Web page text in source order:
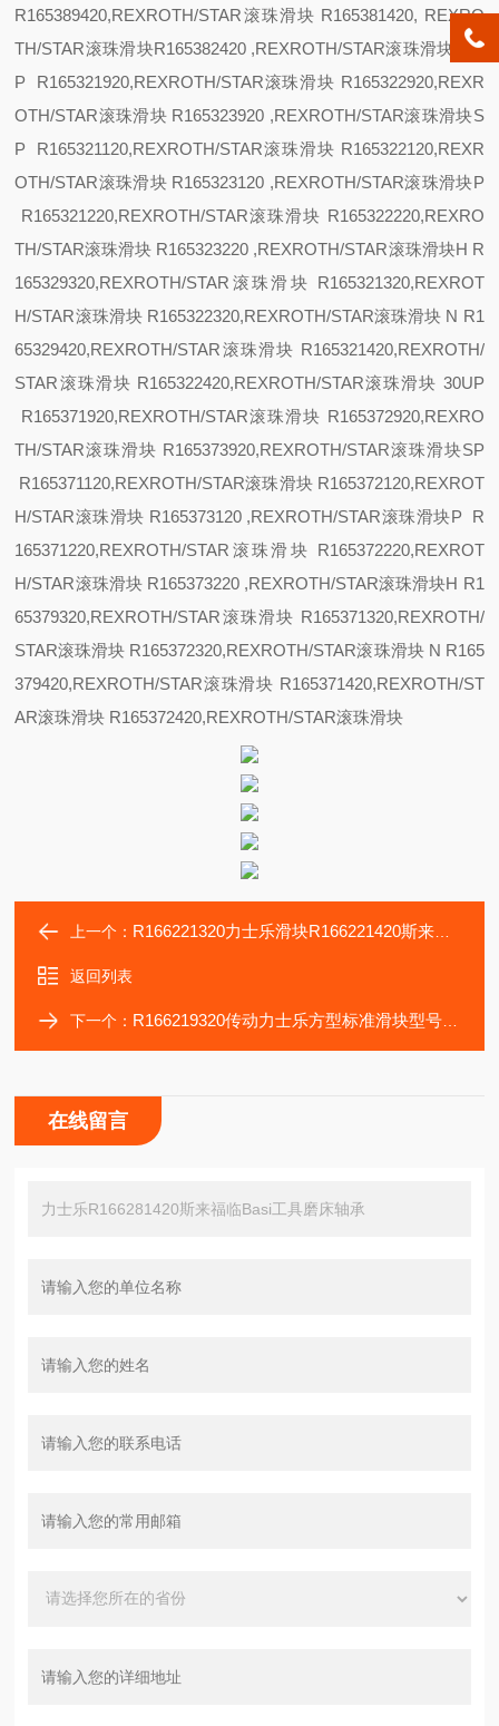
R165389420,REXROTH/STAR滚珠滑块 R165381420, REXRO
TH/STAR滚珠滑块R165382420 ,REXROTH/STAR滚珠滑块
25U
P R165321920,REXROTH/STAR滚珠滑块 R165322920,REXR
OTH/STAR滚珠滑块 R165323920 ,REXROTH/STAR滚珠滑块S
P R165321120,REXROTH/STAR滚珠滑块 R165322120,REXR
OTH/STAR滚珠滑块 R165323120 ,REXROTH/STAR滚珠滑块P
R165321220,REXROTH/STAR滚珠滑块 R165322220,REXRO
TH/STAR滚珠滑块 R165323220 ,REXROTH/STAR滚珠滑块H R
165329320,REXROTH/STAR滚珠滑块 R165321320,REXROT
H/STAR滚珠滑块 R165322320,REXROTH/STAR滚珠滑块 N R1
65329420,REXROTH/STAR滚珠滑块 R165321420,REXROTH/
STAR滚珠滑块 R165322420,REXROTH/STAR滚珠滑块 30UP
R165371920,REXROTH/STAR滚珠滑块 R165372920,REXRO
TH/STAR滚珠滑块 R165373920,REXROTH/STAR滚珠滑块SP
R165371120,REXROTH/STAR滚珠滑块 R165372120,REXROT
H/STAR滚珠滑块 R165373120 ,REXROTH/STAR滚珠滑块P R
165371220,REXROTH/STAR滚珠滑块 R165372220,REXROT
H/STAR滚珠滑块 R165373220 ,REXROTH/STAR滚珠滑块H R1
65379320,REXROTH/STAR滚珠滑块 R165371320,REXROTH/
STAR滚珠滑块 R165372320,REXROTH/STAR滚珠滑块 N R165
379420,REXROTH/STAR滚珠滑块 R165371420,REXROTH/ST
AR滚珠滑块 R165372420,REXROTH/STAR滚珠滑块
上一个： R166221320力士乐滑块R166221420斯来福临磨床K-P轴承
返回列表
下一个： R166219320传动力士乐方型标准滑块型号R166219420轴承导轨
在线留言